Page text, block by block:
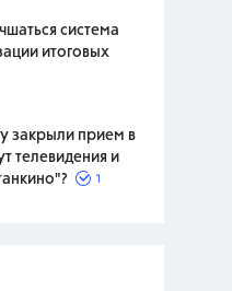
система
итоговых
закрыли прием в
телевидения и
1